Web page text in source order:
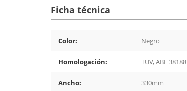
Ficha técnica
Color: Negro
Homologación: TÜV, ABE 38188
Ancho: 330mm